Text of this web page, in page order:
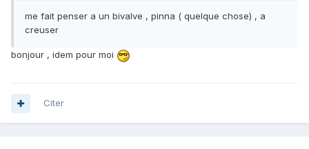
me fait penser a un bivalve , pinna ( quelque chose) , a
creuser
bonjour , idem pour moi
Citer